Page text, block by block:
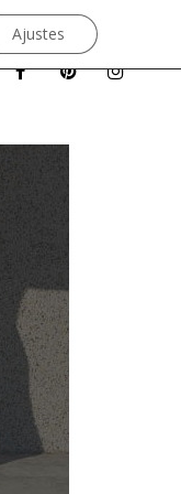
Ajustes